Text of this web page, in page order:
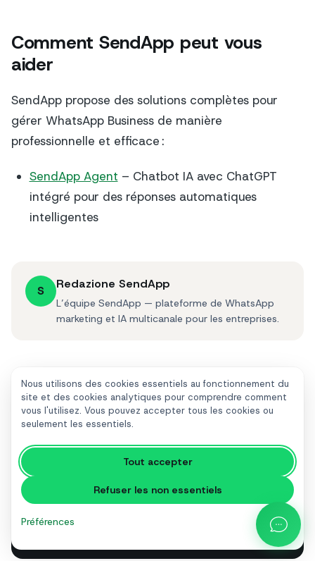
Nous utilisons des cookies essentiels au fonctionnement du
site et des cookies analytiques pour comprendre comment
vous l'utilisez. Vous pouvez accepter tous les cookies ou
seulement les essentiels.
Tout accepter
Refuser les non essentiels
Préférences
Comment SendApp peut vous
aider
SendApp propose des solutions complètes pour
gérer WhatsApp Business de manière
professionnelle et efficace :
SendApp Agent – Chatbot IA avec ChatGPT
intégré pour des réponses automatiques
intelligentes
S Redazione SendApp
L’équipe SendApp — plateforme de WhatsApp
marketing et IA multicanale pour les entreprises.
Passez à la pratique avec SendApp
Agent
Campagnes, IA et boîte multicanale sur WhatsApp
et tous les canaux, sans surcoût sur les messages.